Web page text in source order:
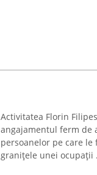
Activitatea Florin
angajamentul ferm de
persoanelor pe care le
granițele unei ocupații